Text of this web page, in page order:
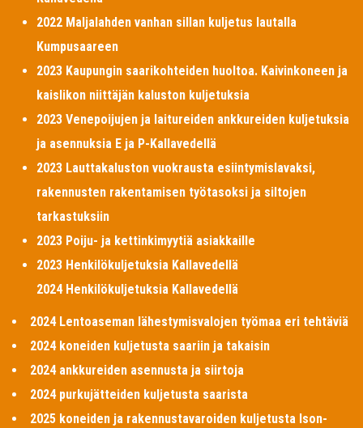
2022 Maljalahden vanhan sillan kuljetus lautalla
Kumpusaareen
2023 Kaupungin saarikohteiden huoltoa. Kaivinkoneen ja
kaislikon niittäjän kaluston kuljetuksia
2023 Venepoijujen ja laitureiden ankkureiden kuljetuksia
ja asennuksia E ja P-Kallavedellä
2023 Lauttakaluston vuokrausta esiintymislavaksi,
rakennusten rakentamisen työtasoksi ja siltojen
tarkastuksiin
2023 Poiju- ja kettinkimyytiä asiakkaille
2023 Henkilökuljetuksia Kallavedellä
2024 Henkilökuljetuksia Kallavedellä
2024 Lentoaseman lähestymisvalojen työmaa eri tehtäviä
2024 koneiden kuljetusta saariin ja takaisin
2024 ankkureiden asennusta ja siirtoja
2024 purkujätteiden kuljetusta saarista
2025 koneiden ja rakennustavaroiden kuljetusta Ison-